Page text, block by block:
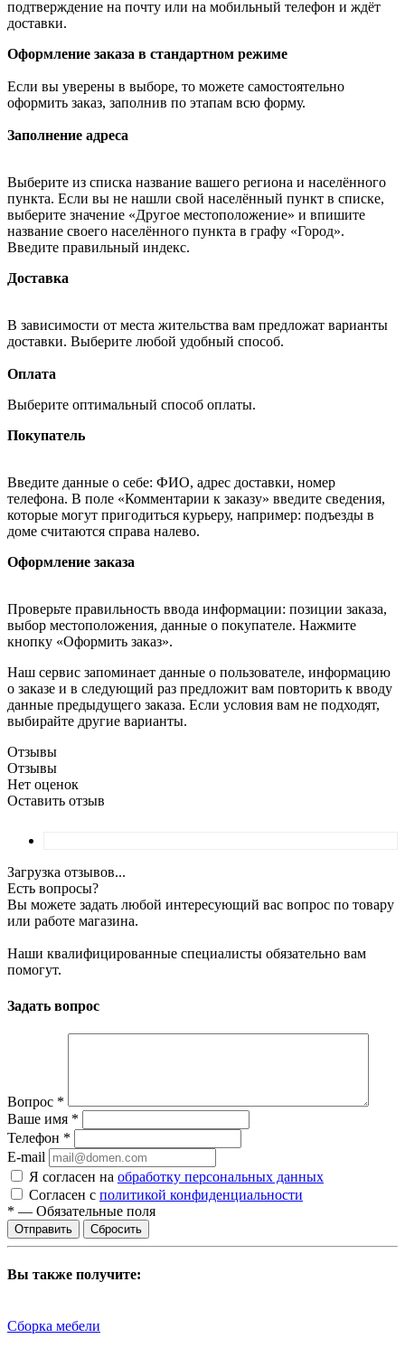
подтверждение на почту или на мобильный телефон и ждёт
доставки.
Оформление заказа в стандартном режиме
Если вы уверены в выборе, то можете самостоятельно
оформить заказ, заполнив по этапам всю форму.
Заполнение адреса
Выберите из списка название вашего региона и населённого
пункта. Если вы не нашли свой населённый пункт в списке,
выберите значение «Другое местоположение» и впишите
название своего населённого пункта в графу «Город».
Введите правильный индекс.
Доставка
В зависимости от места жительства вам предложат варианты
доставки. Выберите любой удобный способ.
Оплата
Выберите оптимальный способ оплаты.
Покупатель
Введите данные о себе: ФИО, адрес доставки, номер
телефона. В поле «Комментарии к заказу» введите сведения,
которые могут пригодиться курьеру, например: подъезды в
доме считаются справа налево.
Оформление заказа
Проверьте правильность ввода информации: позиции заказа,
выбор местоположения, данные о покупателе. Нажмите
кнопку «Оформить заказ».
Наш сервис запоминает данные о пользователе, информацию
о заказе и в следующий раз предложит вам повторить к вводу
данные предыдущего заказа. Если условия вам не подходят,
выбирайте другие варианты.
Отзывы
Отзывы
Нет оценок
Оставить отзыв
Загрузка отзывов...
Есть вопросы?
Вы можете задать любой интересующий вас вопрос по товару
или работе магазина.
Наши квалифицированные специалисты обязательно вам
помогут.
Задать вопрос
Вопрос *
Ваше имя *
Телефон *
E-mail
Я согласен на обработку персональных данных
Согласен с политикой конфиденциальности
* — Обязательные поля
Сбросить
Вы также получите:
Сборка мебели